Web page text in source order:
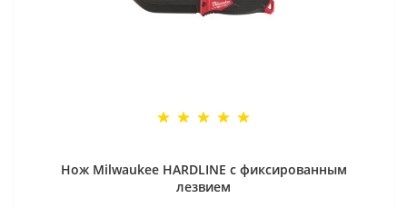
Нож Milwaukee HARDLINE с фиксированным
лезвием